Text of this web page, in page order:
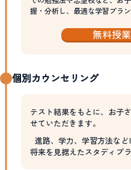
握・分析し、最適な学習プラ
無料授
個別カウンセリング
テスト結果をもとに、お子
せていただきます。
進路、学力、学習方法な
将来を見据えたスタディプ